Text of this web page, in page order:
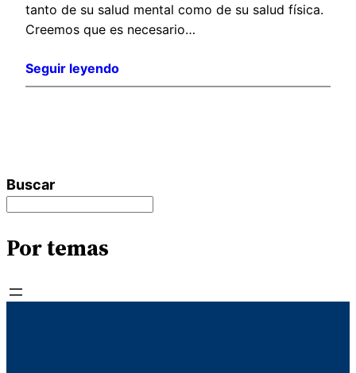
tanto de su salud mental como de su salud física.
Creemos que es necesario…
Seguir leyendo
Buscar
Por temas